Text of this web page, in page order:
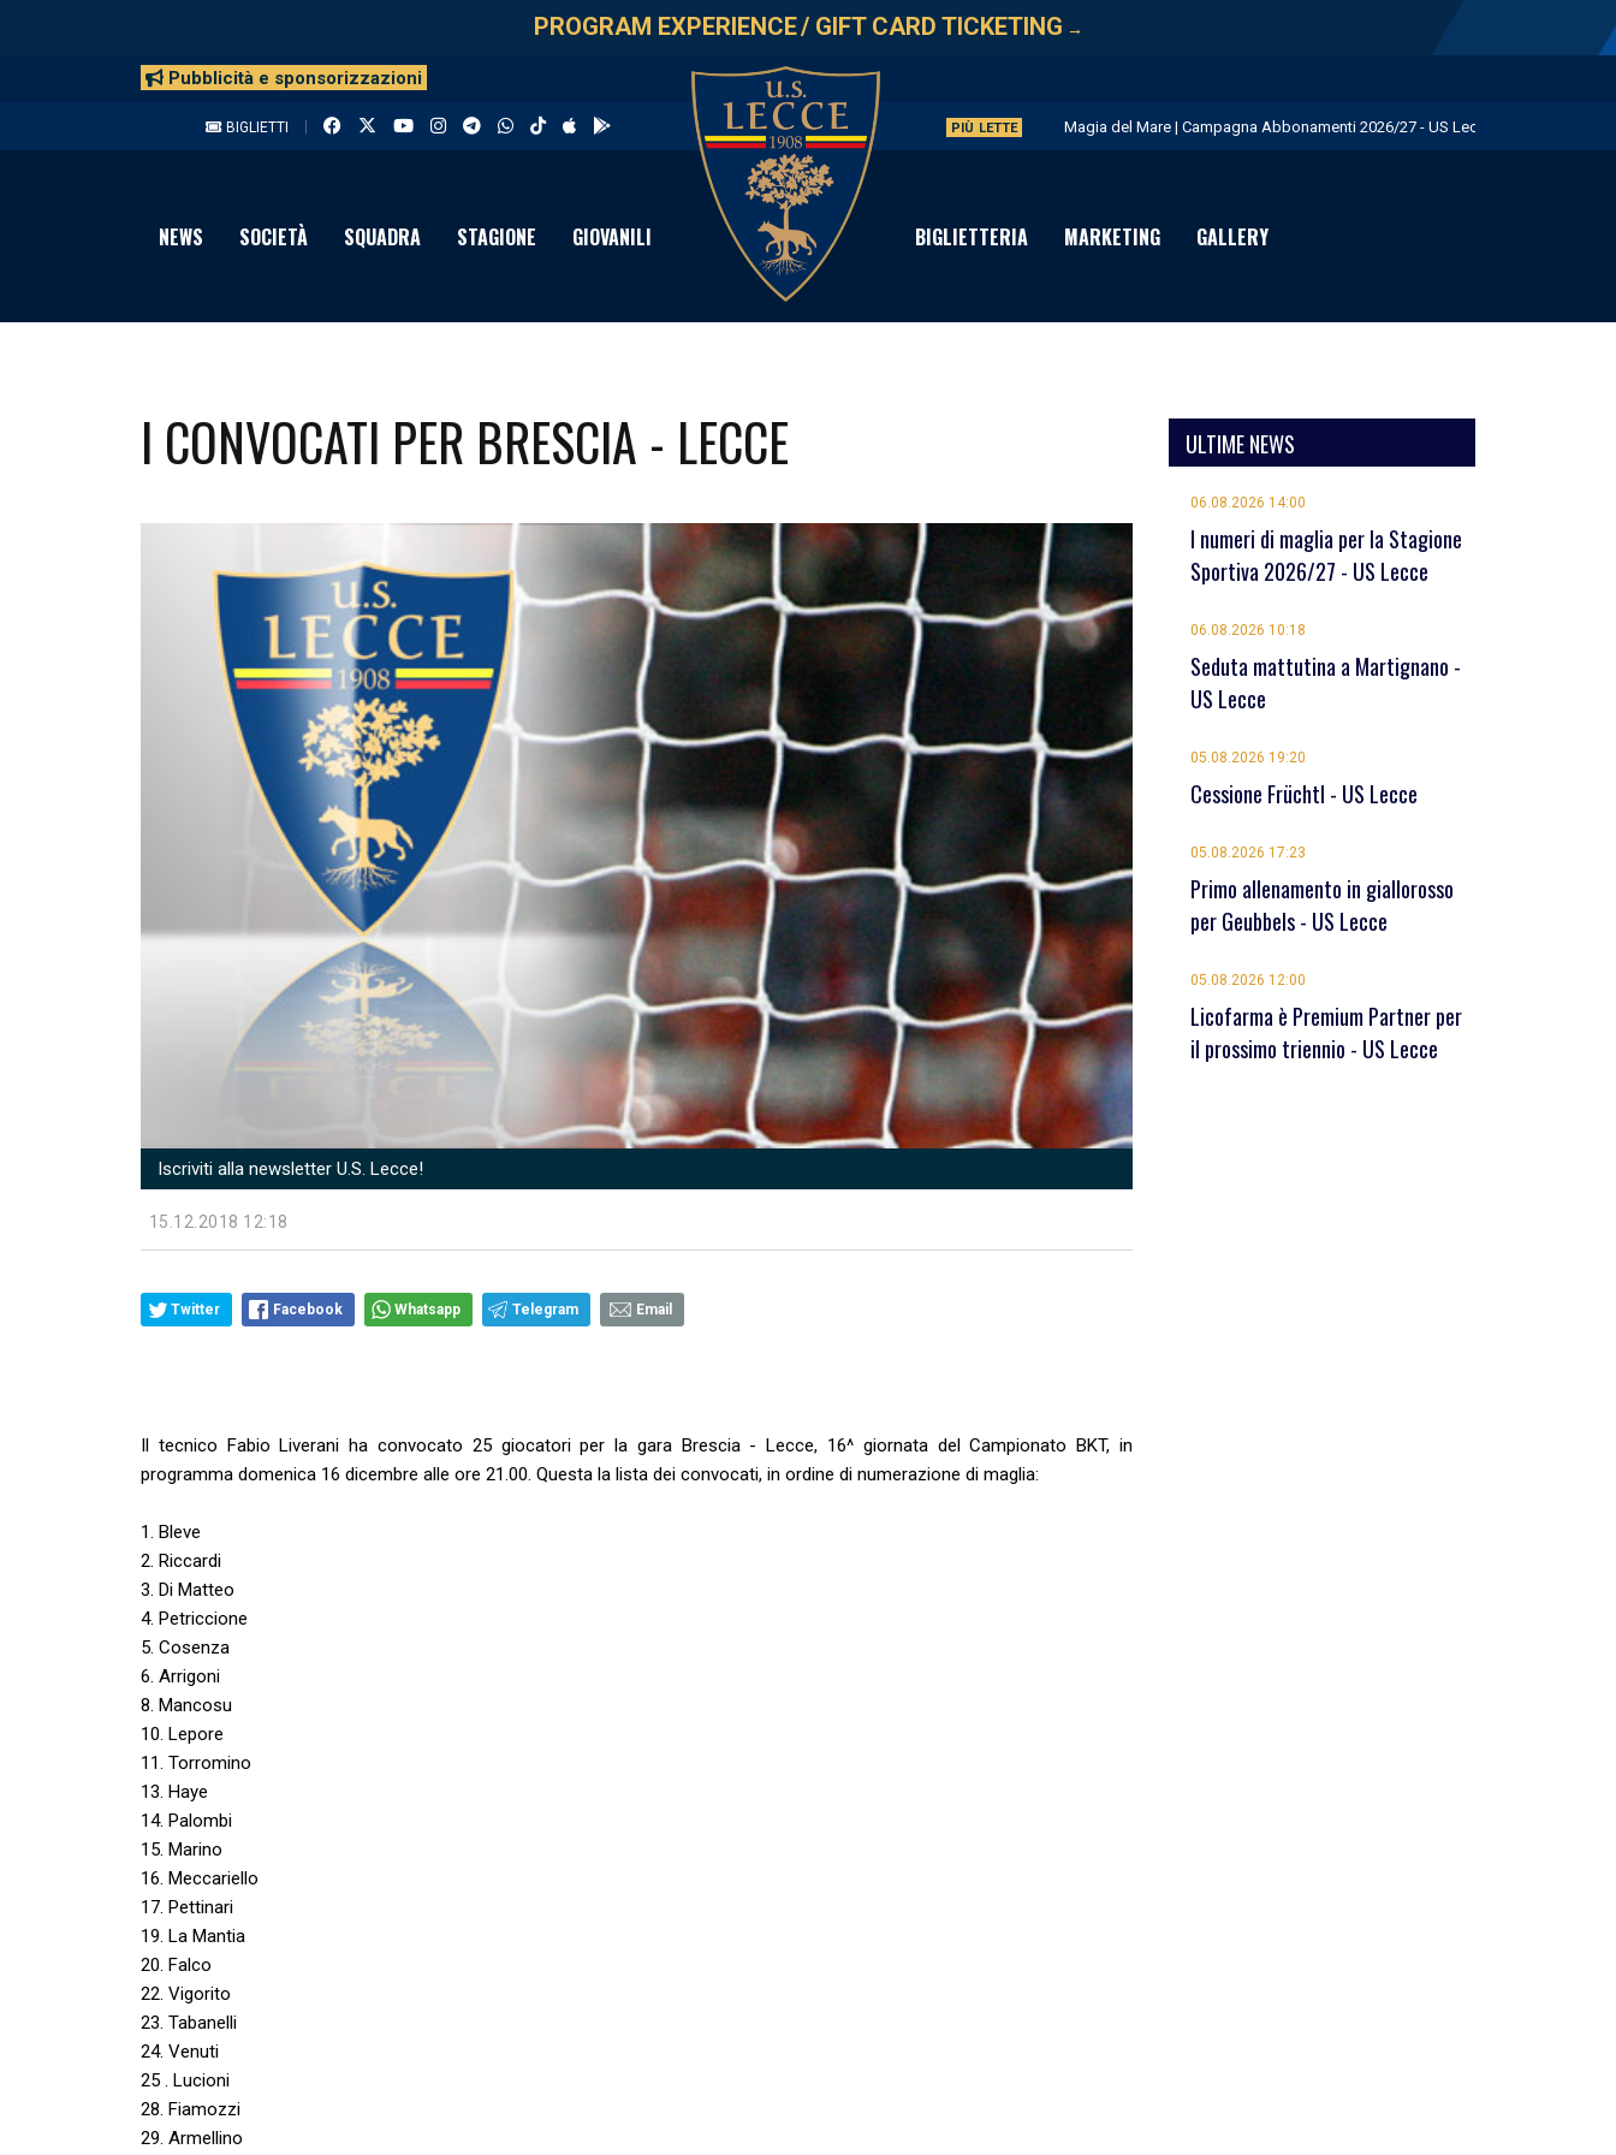
PROGRAM EXPERIENCE/ GIFT CARD TICKETING →
Pubblicità e sponsorizzazioni
BIGLIETTI PIÙ LETTE Magia del Mare | Campagna Abbonamenti 2026/27 - US Lecce
Licofarma è Premium Partner per il prossimo triennio - US Lecce
Seduta mattutina a Martignano - US Lecce
NEWS SOCIETÀ SQUADRA STAGIONE GIOVANILI BIGLIETTERIA MARKETING GALLERY
I CONVOCATI PER BRESCIA - LECCE
Iscriviti alla newsletter U.S. Lecce!
15.12.2018 12:18
Twitter Facebook Whatsapp Telegram Email
Il tecnico Fabio Liverani ha convocato 25 giocatori per la gara Brescia - Lecce, 16^ giornata del Campionato BKT, in
programma domenica 16 dicembre alle ore 21.00. Questa la lista dei convocati, in ordine di numerazione di maglia:
1. Bleve
2. Riccardi
3. Di Matteo
4. Petriccione
5. Cosenza
6. Arrigoni
8. Mancosu
10. Lepore
11. Torromino
13. Haye
14. Palombi
15. Marino
16. Meccariello
17. Pettinari
19. La Mantia
20. Falco
22. Vigorito
23. Tabanelli
24. Venuti
25 . Lucioni
28. Fiamozzi
29. Armellino
ULTIME NEWS
06.08.2026 14:00
I numeri di maglia per la Stagione
Sportiva 2026/27 - US Lecce
06.08.2026 10:18
Seduta mattutina a Martignano -
US Lecce
05.08.2026 19:20
Cessione Früchtl - US Lecce
05.08.2026 17:23
Primo allenamento in giallorosso
per Geubbels - US Lecce
05.08.2026 12:00
Licofarma è Premium Partner per
il prossimo triennio - US Lecce